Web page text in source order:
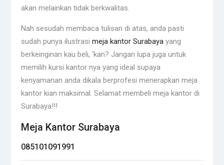
akan melainkan tidak berkwalitas.
Nah sesudah membaca tulisan di atas, anda pasti
sudah punya ilustrasi meja kantor Surabayayang
berkeinginan kau beli, ‘kan? Jangan lupa juga untuk
memilih kursi kantor nya yang ideal supaya
kenyamanan anda dikala berprofesi menerapkan meja
kantor kian maksimal. Selamat membeli meja kantor di
Surabaya!!!
Meja Kantor Surabaya
085101091991